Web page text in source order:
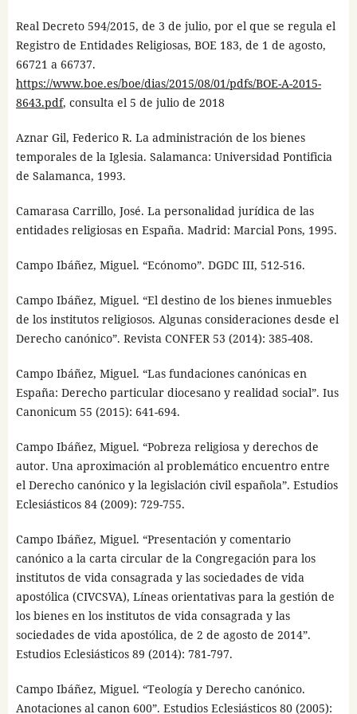
Real Decreto 594/2015, de 3 de julio, por el que se regula el
Registro de Entidades Religiosas, BOE 183, de 1 de agosto,
66721 a 66737.
https://www.boe.es/boe/dias/2015/08/01/pdfs/BOE-A-2015-
8643.pdf, consulta el 5 de julio de 2018
Aznar Gil, Federico R. La administración de los bienes
temporales de la Iglesia. Salamanca: Universidad Pontificia
de Salamanca, 1993.
Camarasa Carrillo, José. La personalidad jurídica de las
entidades religiosas en España. Madrid: Marcial Pons, 1995.
Campo Ibáñez, Miguel. “Ecónomo”. DGDC III, 512-516.
Campo Ibáñez, Miguel. “El destino de los bienes inmuebles
de los institutos religiosos. Algunas consideraciones desde el
Derecho canónico”. Revista CONFER 53 (2014): 385-408.
Campo Ibáñez, Miguel. “Las fundaciones canónicas en
España: Derecho particular diocesano y realidad social”. Ius
Canonicum 55 (2015): 641-694.
Campo Ibáñez, Miguel. “Pobreza religiosa y derechos de
autor. Una aproximación al problemático encuentro entre
el Derecho canónico y la legislación civil española”. Estudios
Eclesiásticos 84 (2009): 729-755.
Campo Ibáñez, Miguel. “Presentación y comentario
canónico a la carta circular de la Congregación para los
institutos de vida consagrada y las sociedades de vida
apostólica (CIVCSVA), Líneas orientativas para la gestión de
los bienes en los institutos de vida consagrada y las
sociedades de vida apostólica, de 2 de agosto de 2014”.
Estudios Eclesiásticos 89 (2014): 781-797.
Campo Ibáñez, Miguel. “Teología y Derecho canónico.
Anotaciones al canon 600”. Estudios Eclesiásticos 80 (2005):